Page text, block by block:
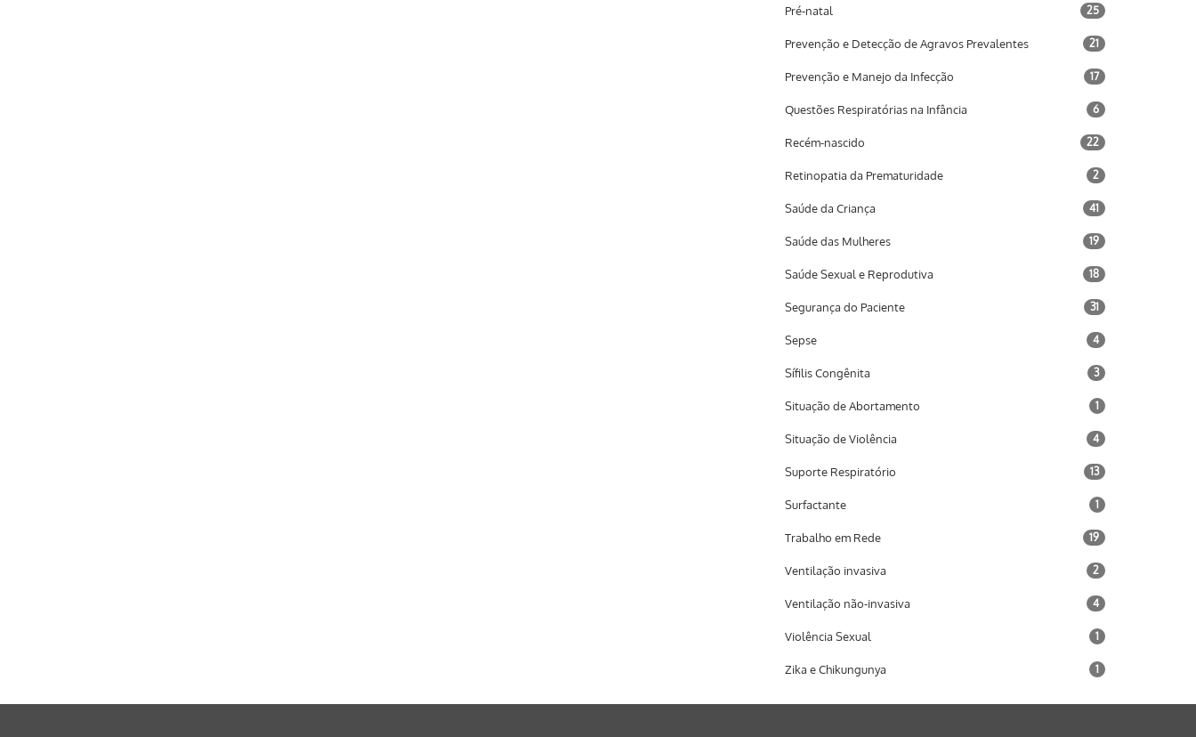
Pré-natal 25
Prevenção e Detecção de Agravos Prevalentes 21
Prevenção e Manejo da Infecção 17
Questões Respiratórias na Infância 6
Recém-nascido 22
Retinopatia da Prematuridade 2
Saúde da Criança 41
Saúde das Mulheres 19
Saúde Sexual e Reprodutiva 18
Segurança do Paciente 31
Sepse 4
Sífilis Congênita 3
Situação de Abortamento 1
Situação de Violência 4
Suporte Respiratório 13
Surfactante 1
Trabalho em Rede 19
Ventilação invasiva 2
Ventilação não-invasiva 4
Violência Sexual 1
Zika e Chikungunya 1